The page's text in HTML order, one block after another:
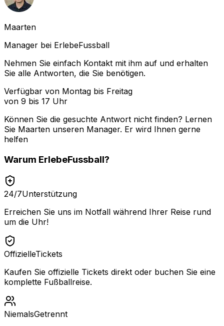
Maarten
Manager bei ErlebeFussball
Nehmen Sie einfach Kontakt mit ihm auf und erhalten
Sie alle Antworten, die Sie benötigen.
Verfügbar von Montag bis Freitag
von 9 bis 17 Uhr
Können Sie die gesuchte Antwort nicht finden? Lernen
Sie Maarten unseren Manager. Er wird Ihnen gerne
helfen
Warum ErlebeFussball?
24/7Unterstützung
Erreichen Sie uns im Notfall während Ihrer Reise rund
um die Uhr!
OffizielleTickets
Kaufen Sie offizielle Tickets direkt oder buchen Sie eine
komplette Fußballreise.
NiemalsGetrennt